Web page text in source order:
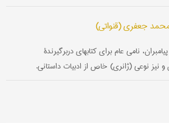
جعفری (قنواتی)
نامی عام برای کتابهای دربرگیرندۀ
نیز نوعی (ژانری) خاص از ادبیات داستانی.